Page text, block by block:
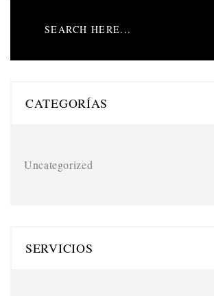
CATEGORÍAS
Uncategorized
SERVICIOS